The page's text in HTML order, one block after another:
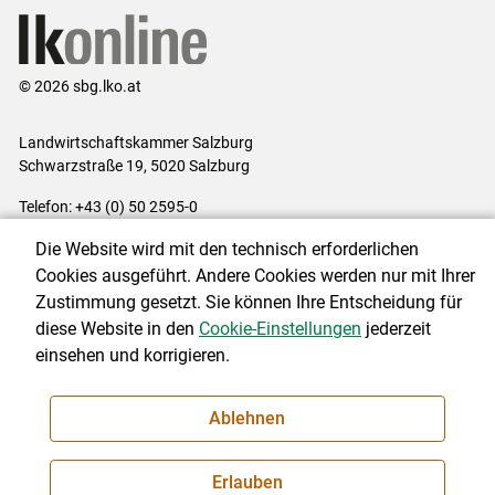
© 2026 sbg.lko.at
Landwirtschaftskammer Salzburg
Schwarzstraße 19, 5020 Salzburg
Telefon: +43 (0) 50 2595-0
Impressum|Kontakt|Datenschutzerklärung|Barrierefreiheit|
Cookie-Einstellungen
NEWSLETTER
Die Website wird mit den technisch erforderlichen
Cookies ausgeführt. Andere Cookies werden nur mit Ihrer
Zustimmung gesetzt. Sie können Ihre Entscheidung für
diese Website in den Cookie-Einstellungen jederzeit
einsehen und korrigieren.
Ablehnen
Erlauben